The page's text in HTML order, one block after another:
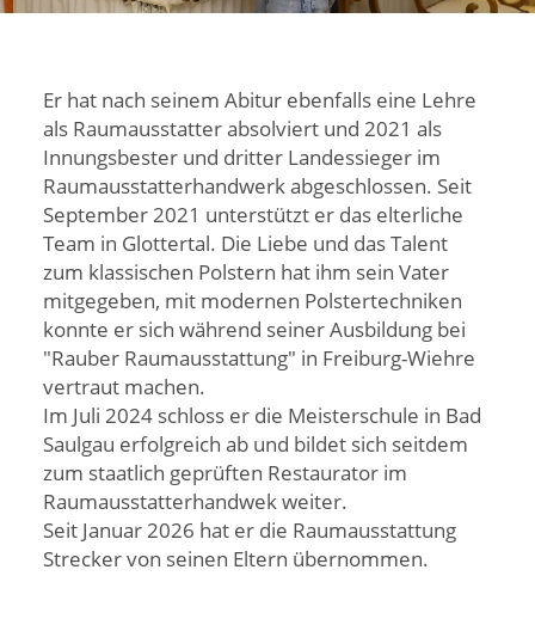
Er hat nach seinem Abitur ebenfalls eine Lehre
als Raumausstatter absolviert und 2021 als
Innungsbester und dritter Landessieger im
Raumausstatterhandwerk abgeschlossen. Seit
September 2021 unterstützt er das elterliche
Team in Glottertal. Die Liebe und das Talent
zum klassischen Polstern hat ihm sein Vater
mitgegeben, mit modernen Polstertechniken
konnte er sich während seiner Ausbildung bei
"Rauber Raumausstattung" in Freiburg-Wiehre
vertraut machen.
Im Juli 2024 schloss er die Meisterschule in Bad
Saulgau erfolgreich ab und bildet sich seitdem
zum staatlich geprüften Restaurator im
Raumausstatterhandwek weiter.
Seit Januar 2026 hat er die Raumausstattung
Strecker von seinen Eltern übernommen.